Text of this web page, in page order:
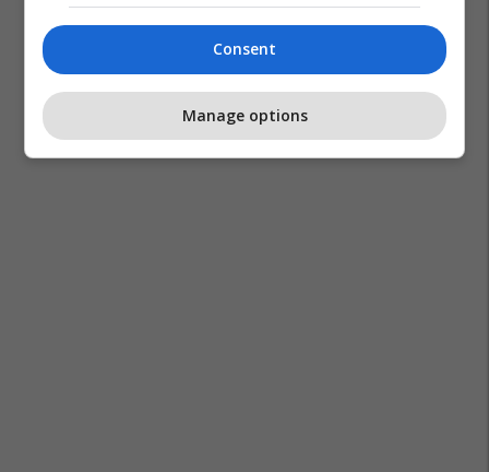
Atletico Madrid
Consent
Manage options